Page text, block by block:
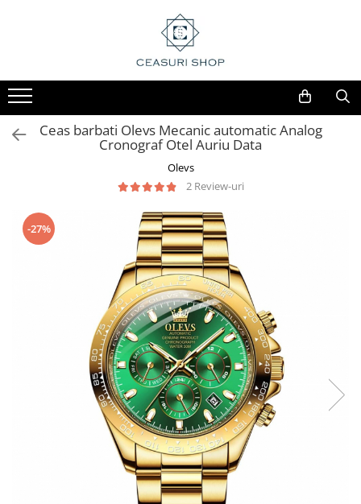
Ceas barbati Olevs Mecanic automatic Analog
Cronograf Otel Auriu Data
Olevs
2 Review-uri
-27%